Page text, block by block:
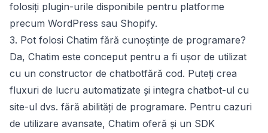
folosiți plugin-urile disponibile pentru platforme
precum WordPress sau Shopify.
3. Pot folosi Chatim fără cunoștințe de programare?
Da, Chatim este conceput pentru a fi ușor de utilizat
cu un constructor de chatbotfără cod. Puteți crea
fluxuri de lucru automatizate și integra chatbot-ul cu
site-ul dvs. fără abilități de programare. Pentru cazuri
de utilizare avansate, Chatim oferă și un SDK